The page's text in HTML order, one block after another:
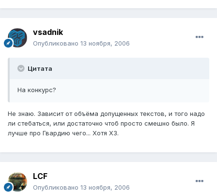
vsadnik
Опубликовано 13 ноября, 2006
Цитата
На конкурс?
Не знаю. Зависит от объёма допущенных текстов, и того надо
ли стебаться, или достаточно чтоб просто смешно было. Я
лучше про Гвардию чего... Хотя ХЗ.
LCF
Опубликовано 13 ноября, 2006